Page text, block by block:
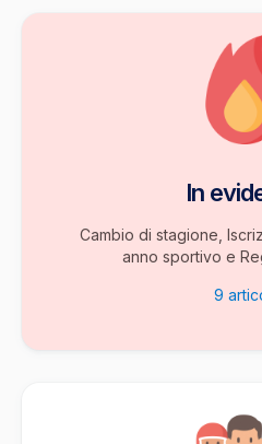
In
Cambio di stagione,
anno sportivo e
9